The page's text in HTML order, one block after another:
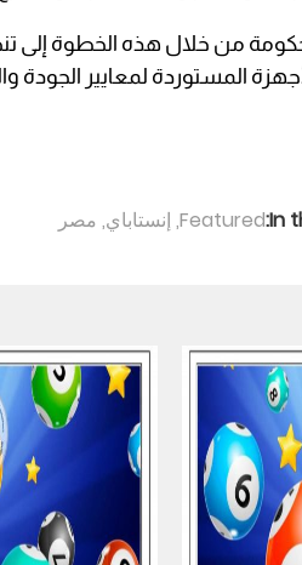
من خلال هذه الخطوة إلى
المستوردة لمعايير الجودة
In
Featured
, إنستاباي, مصر